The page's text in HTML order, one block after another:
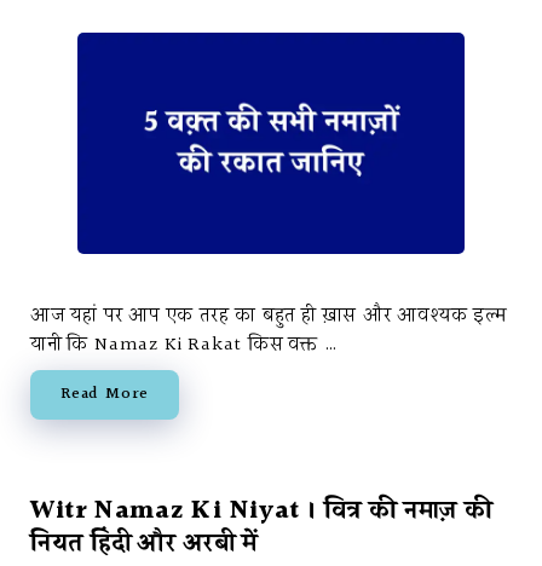
आज यहां पर आप एक तरह का बहुत ही ख़ास और आवश्यक इल्म
यानी कि Namaz Ki Rakat किस वक्त …
Read More
Witr Namaz Ki Niyat । वित्र की नमाज़ की
नियत हिंदी और अरबी में